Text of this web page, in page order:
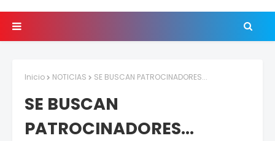
Inicio NOTICIAS SE BUSCAN PATROCINADORES...
SE BUSCAN
PATROCINADORES...